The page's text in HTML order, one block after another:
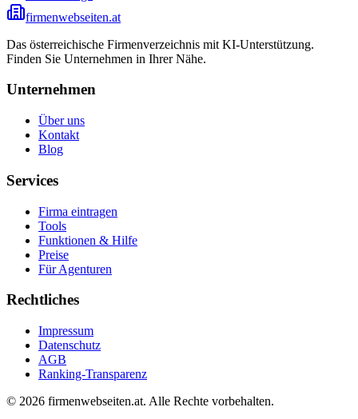
firmenwebseiten.at
Das österreichische Firmenverzeichnis mit KI-Unterstützung.
Finden Sie Unternehmen in Ihrer Nähe.
Unternehmen
Über uns
Kontakt
Blog
Services
Firma eintragen
Tools
Funktionen & Hilfe
Preise
Für Agenturen
Rechtliches
Impressum
Datenschutz
AGB
Ranking-Transparenz
© 2026 firmenwebseiten.at. Alle Rechte vorbehalten.